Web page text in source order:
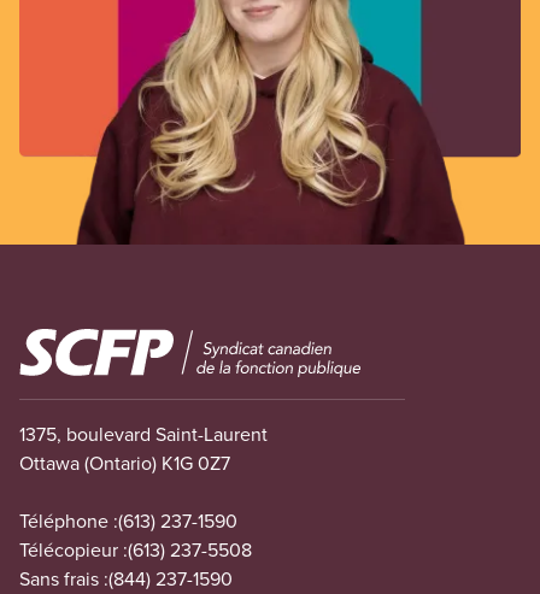
Image
1375, boulevard Saint-Laurent
Ottawa (Ontario) K1G 0Z7
Téléphone :(613) 237-1590
Télécopieur :(613) 237-5508
Sans frais :(844) 237-1590